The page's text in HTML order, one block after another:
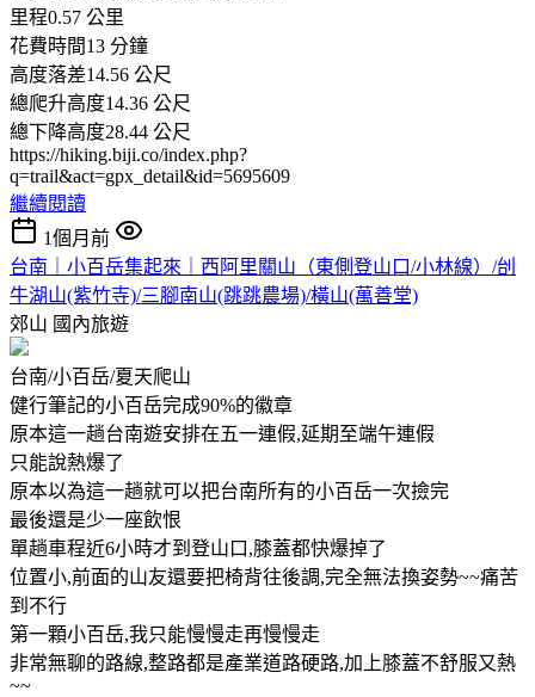
里程0.57 公里
花費時間13 分鐘
高度落差14.56 公尺
總爬升高度14.36 公尺
總下降高度28.44 公尺
https://hiking.biji.co/index.php?
q=trail&act=gpx_detail&id=5695609
繼續閱讀
1個月前
台南｜小百岳集起來｜西阿里關山（東側登山口/小林線）/刣
牛湖山(紫竹寺)/三腳南山(跳跳農場)/橫山(萬善堂)
郊山 國內旅遊
台南/小百岳/夏天爬山
健行筆記的小百岳完成90%的徽章
原本這一趟台南遊安排在五一連假,延期至端午連假
只能說熱爆了
原本以為這一趟就可以把台南所有的小百岳一次撿完
最後還是少一座飲恨
單趟車程近6小時才到登山口,膝蓋都快爆掉了
位置小,前面的山友還要把椅背往後調,完全無法換姿勢~~痛苦
到不行
第一顆小百岳,我只能慢慢走再慢慢走
非常無聊的路線,整路都是產業道路硬路,加上膝蓋不舒服又熱
~~